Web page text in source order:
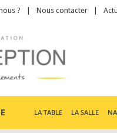
? Nous contacter
LA TABLE LA SALLE